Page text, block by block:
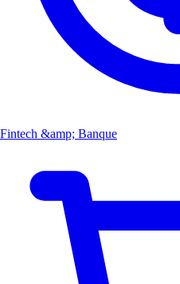
Fintech &amp; Banque